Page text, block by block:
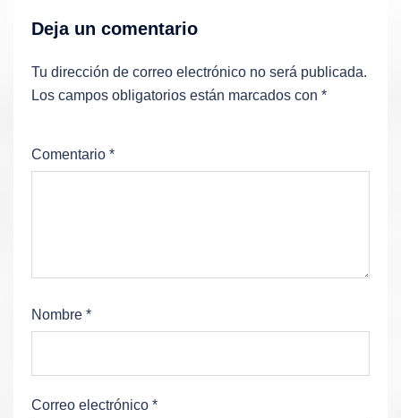
Deja un comentario
Tu dirección de correo electrónico no será publicada.
Los campos obligatorios están marcados con *
Comentario *
Nombre *
Correo electrónico *